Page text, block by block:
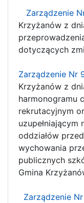
Zarządzenie
Krzyżanów z
dotyczących
Zarządzenie Nr
Krzyżanów z
harmonogramu
rekrutacyjnym
oddziałów
wychowania
publicznych
Gmina
Zarządzenie